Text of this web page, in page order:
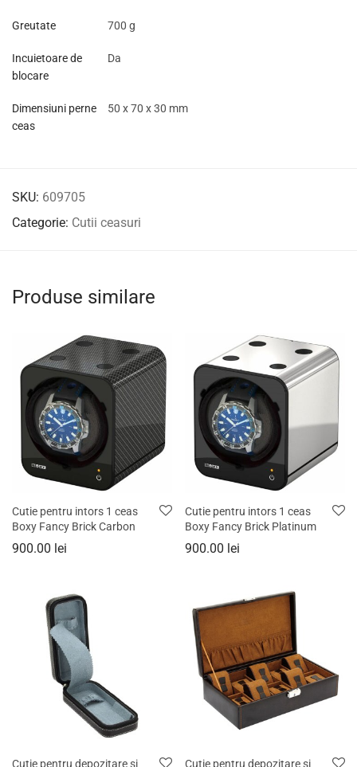
Greutate 700 g
Incuietoare de
blocare
Da
Dimensiuni perne
ceas
50 x 70 x 30 mm
SKU: 609705
Categorie: Cutii ceasuri
Produse similare
Cutie pentru intors 1 ceas
Boxy Fancy Brick Carbon
900.00 lei
Cutie pentru intors 1 ceas
Boxy Fancy Brick Platinum
900.00 lei
Cutie pentru depozitare si Cutie pentru depozitare si